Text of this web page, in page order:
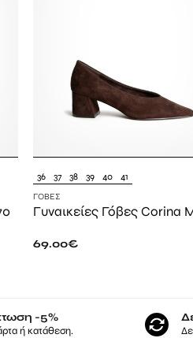
36 37 38 39 40 41
ΓΌΒΕΣ
Γυναικείες Γόβες Corina
69.00€
-5%
ή κατάθεση.